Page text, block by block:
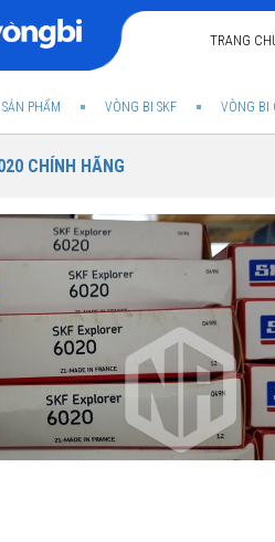
TRANG
SẢN PHẨM VÒNG BI SKF VÒNG BI
CHÍNH HÃNG